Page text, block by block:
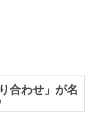
合わせ」が名